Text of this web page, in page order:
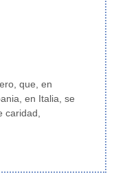
que, en
en Italia, se
caridad,